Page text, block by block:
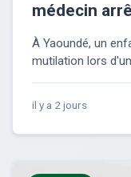
médecin
À Yaoundé, un
mutilation lors
il y a 2 jours